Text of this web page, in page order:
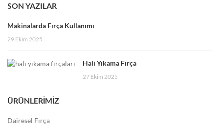
SON YAZILAR
Makinalarda Fırça Kullanımı
29 Ekim 2025
Halı Yıkama Fırça
27 Ekim 2025
ÜRÜNLERIMIZ
Dairesel Fırça